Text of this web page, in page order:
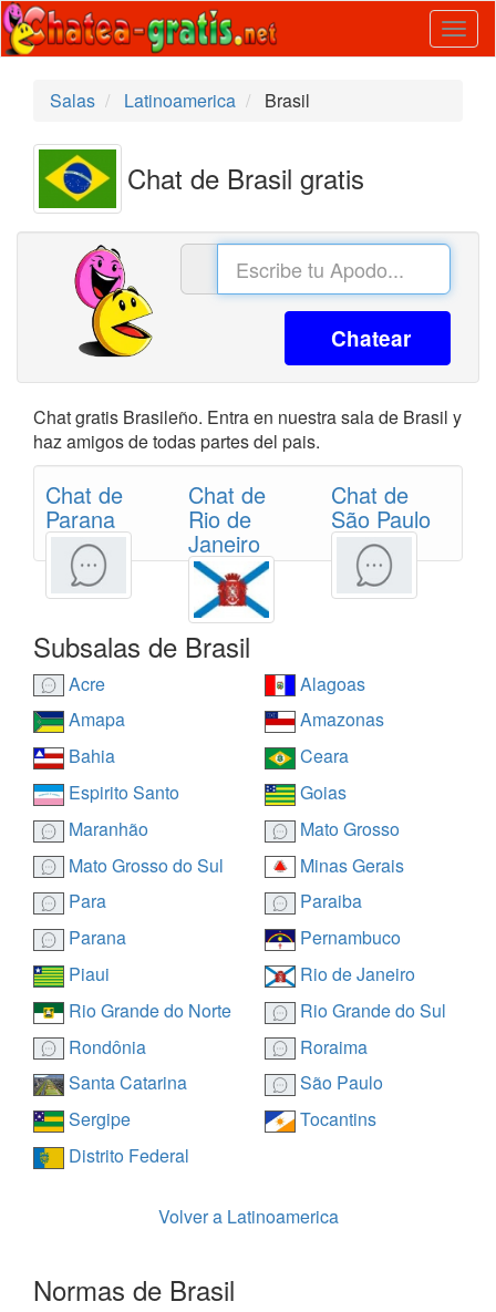
Salas
Latinoamerica Brasil
Chat de Brasil gratis
Chatear
Chat gratis Brasileño. Entra en nuestra sala de Brasil y
haz amigos de todas partes del pais.
Chat de
Parana
Chat de
Rio de
Janeiro
Chat de
São Paulo
Subsalas de Brasil
Acre
Alagoas
Amapa
Amazonas
Bahia
Ceara
Espirito Santo
Goias
Maranhão
Mato Grosso
Mato Grosso do Sul
Minas Gerais
Para
Paraiba
Parana
Pernambuco
Piaui
Rio de Janeiro
Rio Grande do Norte
Rio Grande do Sul
Rondônia
Roraima
Santa Catarina
São Paulo
Sergipe
Tocantins
Distrito Federal
Volver a Latinoamerica
Normas de Brasil